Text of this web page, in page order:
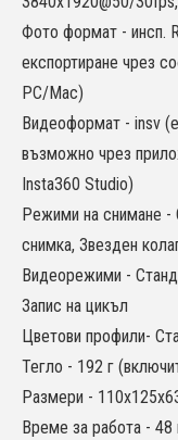
Фото формат - инсп.
експортиране чрез
PC/Mac)
Видеоформат - insv
възможно чрез
Insta360 Studio)
Режими на снимане -
снимка, Звезден
Видеорежими -
Запис на цикъл
Цветови профили-
Тегло - 192 г
Размери -
Време за работа - 48